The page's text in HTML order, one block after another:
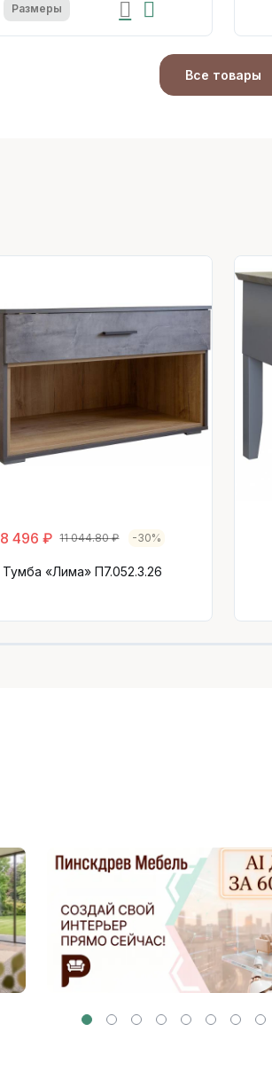
Размеры
Все товары
8 496 ₽ 11 044.80 ₽ -30%
Тумба «Лима» П7.052.3.26